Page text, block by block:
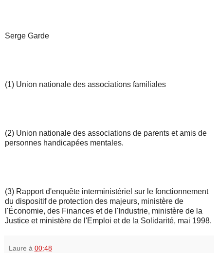
Serge Garde
(1) Union nationale des associations familiales
(2) Union nationale des associations de parents et amis de
personnes handicapées mentales.
(3) Rapport d'enquête interministériel sur le fonctionnement
du dispositif de protection des majeurs, ministère de
l'Économie, des Finances et de l'Industrie, ministère de la
Justice et ministère de l'Emploi et de la Solidarité, mai 1998.
Laure à 00:48